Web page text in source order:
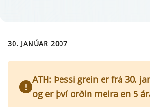
30. JANÚAR 2007
ATH: Þessi grein er frá 30.
og er því orðin meira en 5